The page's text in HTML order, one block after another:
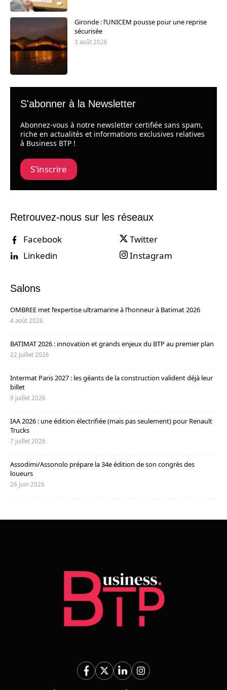
Gironde : l’UNICEM pousse pour une reprise
sécurisée
3 août 2026
S'abonner à la Newsletter
Abonnez-vous à notre newsletter certifiée sans spam,
riche en actualités et informations exclusives relatives
à Business BTP !
S'inscrire
Retrouvez-nous sur les réseaux
Facebook
Twitter
Linkedin
Instagram
Salons
OMBREE met l’expertise ultramarine à l’honneur à Batimat 2026
4 août 2026
BATIMAT 2026 : innovation et grands enjeux du BTP au premier plan
22 juillet 2026
Intermat Paris 2027 : les géants de la construction valident déjà leur
billet
9 juillet 2026
IAA 2026 : une édition électrifiée (mais pas seulement) pour Renault
Trucks
7 juillet 2026
Assodimi/Assonolo prépare la 34e édition de son congrès des
loueurs
26 juin 2026